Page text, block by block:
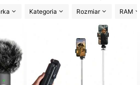
Kategoria Rozmiar RAM